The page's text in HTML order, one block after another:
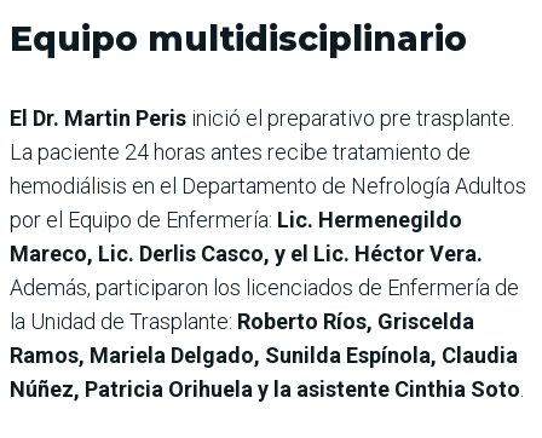
Equipo multidisciplinario
El Dr. Martin Peris inició el preparativo pre trasplante.
La paciente 24 horas antes recibe tratamiento de
hemodiálisis en el Departamento de Nefrología Adultos
por el Equipo de Enfermería: Lic. Hermenegildo
Mareco, Lic. Derlis Casco, y el Lic. Héctor Vera.
Además, participaron los licenciados de Enfermería de
la Unidad de Trasplante: Roberto Ríos, Griscelda
Ramos, Mariela Delgado, Sunilda Espínola, Claudia
Núñez, Patricia Orihuela y la asistente Cinthia Soto